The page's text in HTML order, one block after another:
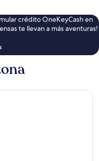
crédito OneKeyCash en
te llevan a más aventuras!